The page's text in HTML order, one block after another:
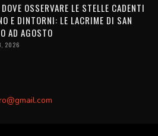
OSSERVARE LE STELLE CADENTI
E DINTORNI: LE LACRIME DI SAN
AD AGOSTO
2026